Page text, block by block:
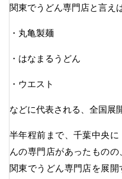
関東でうどん専門店と言えば
・丸亀製麺
・はなまるうどん
・ウエスト
などに代表される、全国展
半年程前まで、千葉中央
んの専門店があったものの
関東でうどん専門店を展